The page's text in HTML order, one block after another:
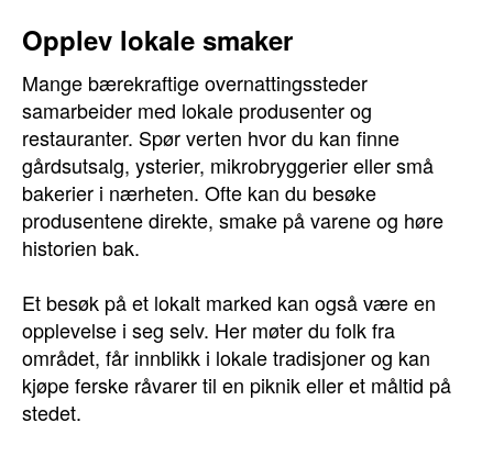
Opplev lokale smaker
Mange bærekraftige overnattingssteder
samarbeider med lokale produsenter og
restauranter. Spør verten hvor du kan finne
gårdsutsalg, ysterier, mikrobryggerier eller små
bakerier i nærheten. Ofte kan du besøke
produsentene direkte, smake på varene og høre
historien bak.
Et besøk på et lokalt marked kan også være en
opplevelse i seg selv. Her møter du folk fra
området, får innblikk i lokale tradisjoner og kan
kjøpe ferske råvarer til en piknik eller et måltid på
stedet.